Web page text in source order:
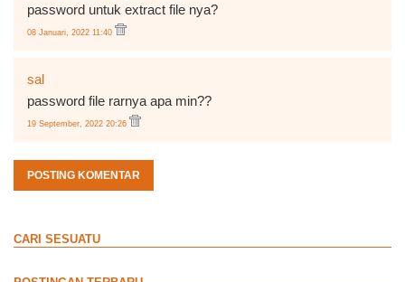
password untuk extract file nya?
08 Januari, 2022 11:40
sal
password file rarnya apa min??
19 September, 2022 20:26
POSTING KOMENTAR
CARI SESUATU